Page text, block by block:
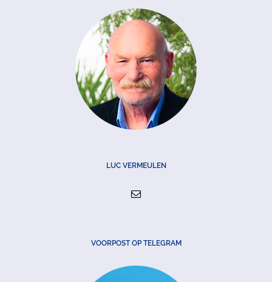
LUC VERMEULEN
VOORPOST OP TELEGRAM